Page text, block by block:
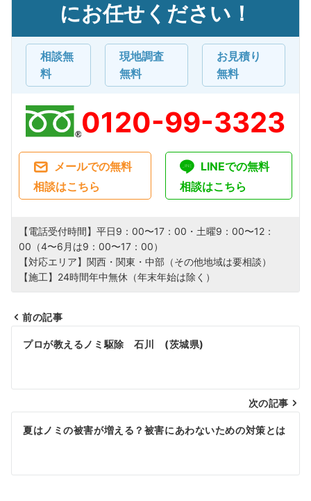
にお任せください！
相談無
料
現地調査
無料
お見積り
無料
0120-99-3323
メールでの無料
相談はこちら
LINEでの無料
相談はこちら
【電話受付時間】平日9：00〜17：00・土曜9：00〜12：
00（4〜6月は9：00〜17：00）
【対応エリア】関西・関東・中部（その他地域は要相談）
【施工】24時間年中無休（年末年始は除く）
投
ナ
ビ
ー
前の記事
プロが教えるノミ駆除 石川 (茨城県)
次の記事
夏はノミの被害が増える？被害にあわないための対策とは